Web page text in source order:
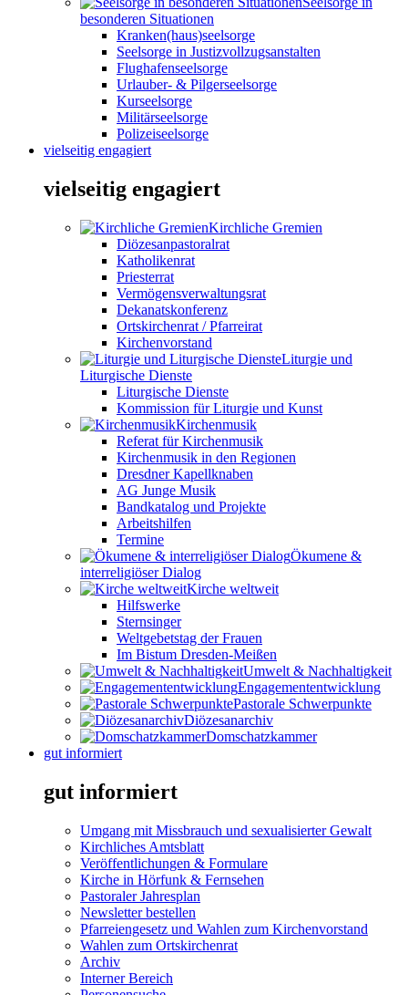
besonderen Situationen
Kranken(haus)seelsorge
Seelsorge in Justizvollzugsanstalten
Flughafenseelsorge
Urlauber- & Pilgerseelsorge
Kurseelsorge
Militärseelsorge
Polizeiseelsorge
vielseitig engagiert
vielseitig engagiert
Kirchliche Gremien
Diözesanpastoralrat
Katholikenrat
Priesterrat
Vermögensverwaltungsrat
Dekanatskonferenz
Ortskirchenrat / Pfarreirat
Kirchenvorstand
Liturgie und
Liturgische Dienste
Liturgische Dienste
Kommission für Liturgie und Kunst
Kirchenmusik
Referat für Kirchenmusik
Kirchenmusik in den Regionen
Dresdner Kapellknaben
AG Junge Musik
Bandkatalog und Projekte
Arbeitshilfen
Termine
Ökumene &
interreligiöser Dialog
Kirche weltweit
Hilfswerke
Sternsinger
Weltgebetstag der Frauen
Im Bistum Dresden-Meißen
Umwelt & Nachhaltigkeit
Engagemententwicklung
Pastorale Schwerpunkte
Diözesanarchiv
Domschatzkammer
gut informiert
gut informiert
Umgang mit Missbrauch und sexualisierter Gewalt
Kirchliches Amtsblatt
Veröffentlichungen & Formulare
Kirche in Hörfunk & Fernsehen
Pastoraler Jahresplan
Newsletter bestellen
Pfarreiengesetz und Wahlen zum Kirchenvorstand
Wahlen zum Ortskirchenrat
Archiv
Interner Bereich